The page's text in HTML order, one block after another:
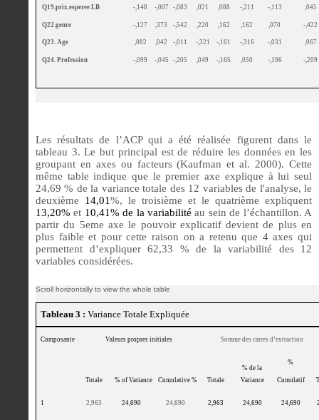
Q19.prix.esperee.LB
Q22.genre
Q23. Age
Q24. Profession
-,148
-,127
,082
-,099
-,007
,373
,042
-,045
-,083
-,542
-,011
-,205
,021
,220
-,321
,049
,088
,162
-,161
-,165
-,211
,162
-,316
,050
-,113
,070
-,031
-,106
,045
-,422
,067
-,209
Les résultats de l’ACP qui a été réalisée figurent dans le
tableau 3. Le but principal est de réduire les données en les
groupant en axes ou facteurs (Kaufman et al. 2000). Cette
même table indique que le premier axe explique à lui seul
24,69 % de la variance totale des 12 variables de l'analyse, le
deuxième 14,01%, le troisième et le quatrième expliquent
13,20% et 10,41% de la variabilitéau sein de l’échantillon. A
partir du 5eme axe le pouvoir explicatif devient de plus en
plus faible et pour cette raison on a retenu que 4 axes qui
permettent d’expliquer 62,33 % de la variabilité des 12
variables considérées.
Tableau 3 :Variance Totale Expliquée
Composante Valeurs propres initiales Somme des carres d’extraction
Totale % of Variance Cumulative % Totale
% de la
Variance
%
Cumulatif
1 2,963 24,690 24,690 2,963 24,690 24,690